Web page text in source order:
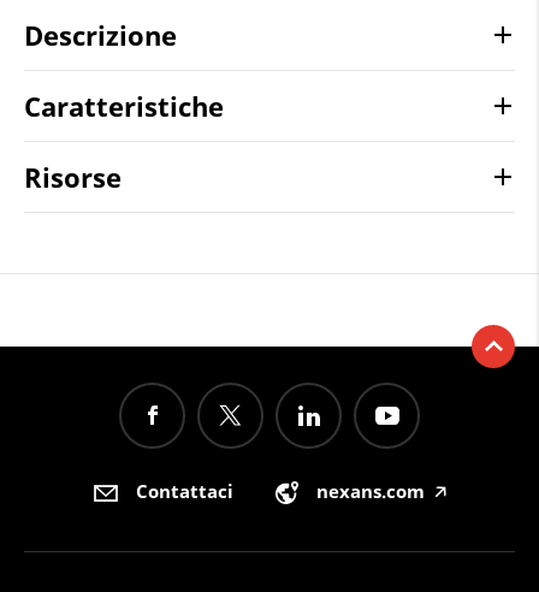
Descrizione
Caratteristiche
Risorse
Contattaci nexans.com 🡥